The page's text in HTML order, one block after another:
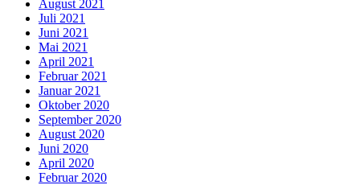
August 2021
Juli 2021
Juni 2021
Mai 2021
April 2021
Februar 2021
Januar 2021
Oktober 2020
September 2020
August 2020
Juni 2020
April 2020
Februar 2020